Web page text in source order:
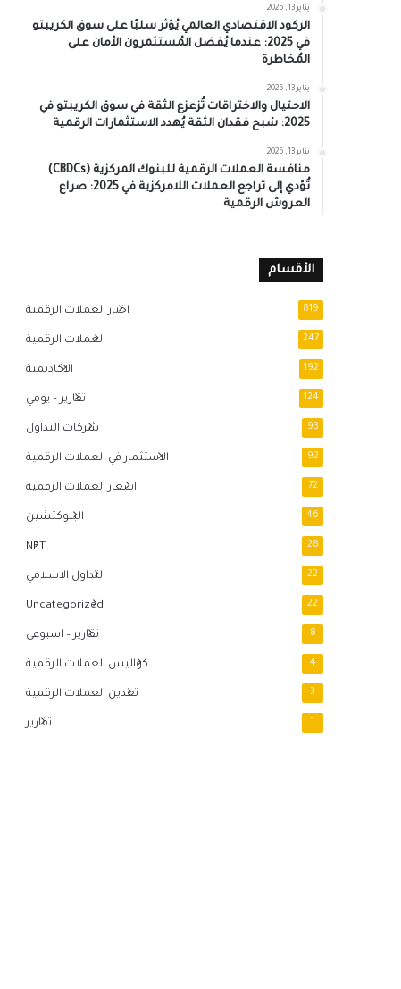
يناير 13, 2025
الركود الاقتصادي العالمي يُؤثر سلبًا على سوق الكريبتو
في 2025: عندما يُفضل المُستثمرون الأمان على
المُخاطرة
يناير 13, 2025
الاحتيال والاختراقات تُزعزع الثقة في سوق الكريبتو في
2025: شبح فقدان الثقة يُهدد الاستثمارات الرقمية
يناير 13, 2025
منافسة العملات الرقمية للبنوك المركزية (CBDCs)
تُؤدي إلى تراجع العملات اللامركزية في 2025: صراع
العروش الرقمية
الأقسام
اخبار العملات الرقمية 819
العملات الرقمية 247
الاكاديمية 192
تقارير – يومي 124
شركات التداول 93
الاستثمار في العملات الرقمية 92
اسعار العملات الرقمية 72
البلوكتشين 46
NFT 28
التداول الاسلامي 22
Uncategorized 22
تقارير – اسبوعي 8
كواليس العملات الرقمية 4
تعدين العملات الرقمية 3
تقارير 1